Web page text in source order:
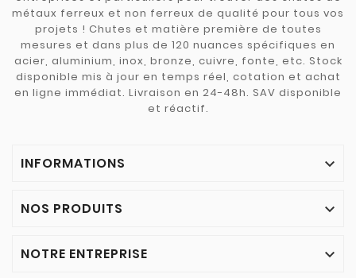
métaux ferreux et non ferreux de qualité pour tous vos
projets ! Chutes et matière première de toutes
mesures et dans plus de 120 nuances spécifiques en
acier, aluminium, inox, bronze, cuivre, fonte, etc. Stock
disponible mis à jour en temps réel, cotation et achat
en ligne immédiat. Livraison en 24-48h. SAV disponible
et réactif.
INFORMATIONS 
NOS PRODUITS 
NOTRE ENTREPRISE 